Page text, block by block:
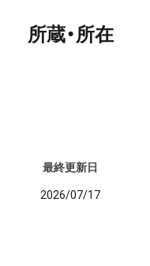
所蔵・所在
最終更新日
2026/07/17